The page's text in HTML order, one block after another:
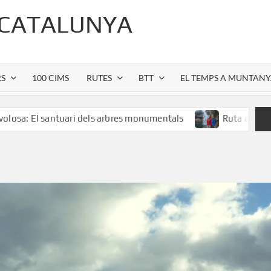
100 CIMS RUTES BTT EL TEMPS A
dels arbres monumentals Ruta al Salt de Sallent: